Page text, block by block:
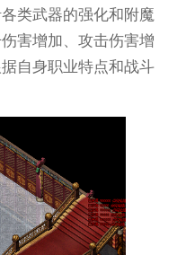
类武器的强化和附魔
害增加、攻击伤害增
自身职业特点和战斗